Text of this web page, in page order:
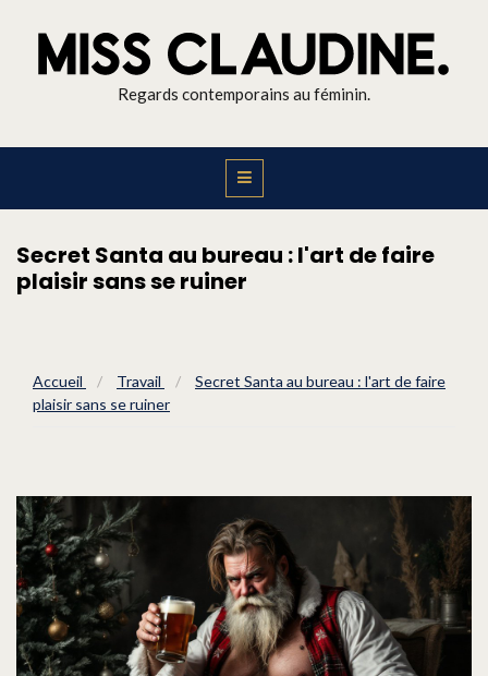
Regards contemporains au féminin.
Secret Santa au bureau : l'art de faire
plaisir sans se ruiner
Accueil / Travail /
Secret Santa au bureau : l'art de faire
plaisir sans se ruiner